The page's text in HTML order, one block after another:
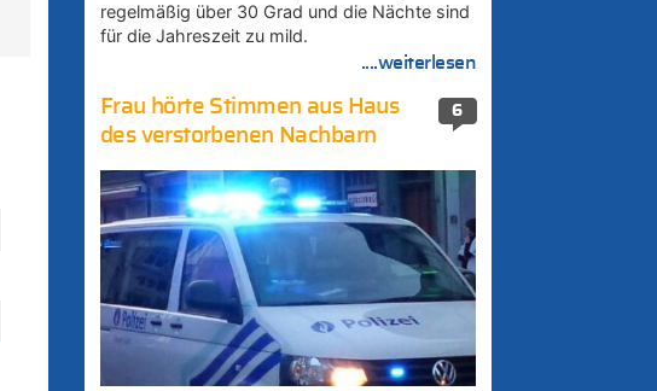
regelmäßig über 30 Grad und die Nächte sind
für die Jahreszeit zu mild.
....weiterlesen
6
Frau hörte Stimmen aus Haus
des verstorbenen Nachbarn